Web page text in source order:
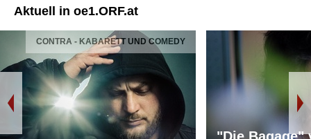
Aktuell in oe1.ORF.at
CONTRA - KABARETT UND COMEDY